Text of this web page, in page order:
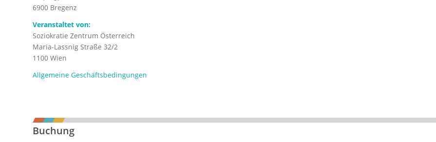
6900 Bregenz
Veranstaltet von:
Soziokratie Zentrum Österreich
Maria-Lassnig Straße 32/2
1100 Wien
Allgemeine Geschäftsbedingungen
Buchung